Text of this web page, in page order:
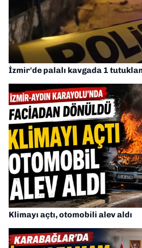
İzmir'de palalı kavgada 1
Klimayı açtı, otomobili alev aldı